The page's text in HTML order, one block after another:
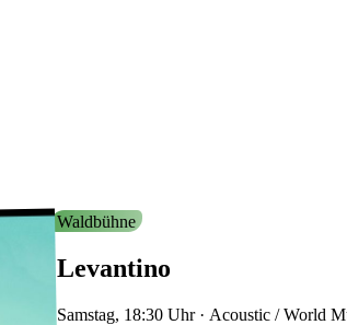
Waldbühne
Levantino
Samstag, 18:30 Uhr· Acoustic / World